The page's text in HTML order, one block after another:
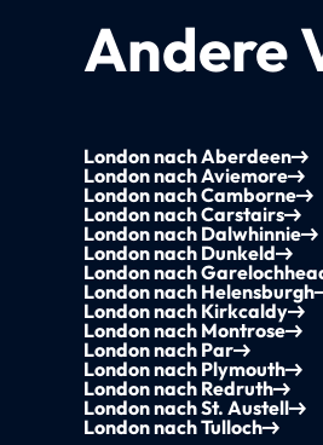
Andere
London nach Aberdeen
London nach Aviemore
London nach Camborne
London nach Carstairs
London nach Dalwhinnie
London nach Dunkeld
London nach
London nach Helensburgh
London nach Kirkcaldy
London nach Montrose
London nach Par
London nach Plymouth
London nach Redruth
London nach St. Austell
London nach Tulloch